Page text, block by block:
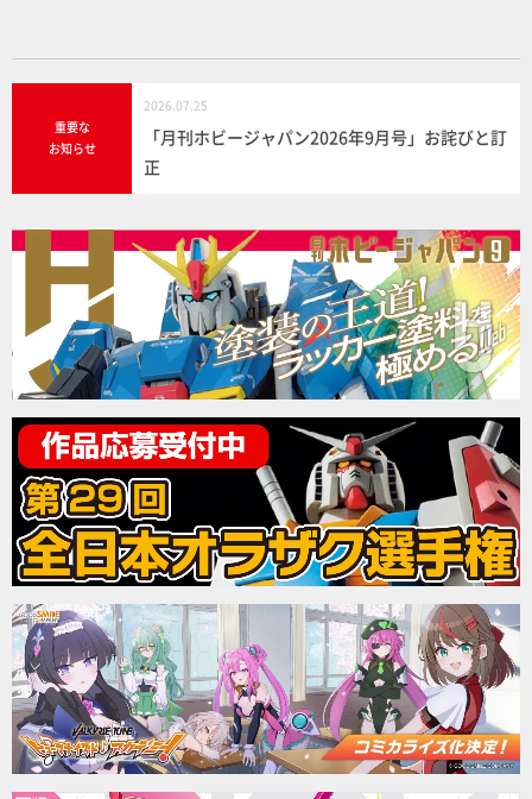
重要な
お知らせ
2026.07.25
「月刊ホビージャパン2026年9月号」お詫びと訂
正